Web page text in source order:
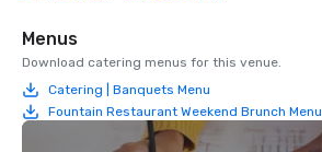
Menus
Download catering menus for this venue.
Catering | Banquets Menu
Fountain Restaurant Weekend Brunch Menu